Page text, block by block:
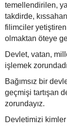
temellendirilen,
takdirde,
filimciler
olmaktan öteye
Devlet, vatan,
işlemek
Bağımsız bir
geçmişi tartışan
zorundayız.
Devletimizi